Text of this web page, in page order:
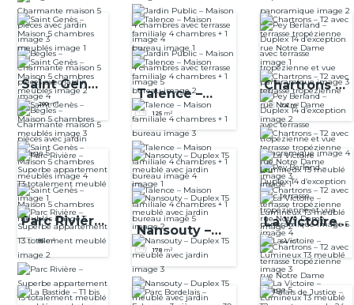
pièces avec
jardin
avec terrasse
avec
terrasse
tropézienne
et vue
panoramiqu
e
Saint Genès
– Maison 5
chambres
meublés
200 m²
Talence –
Maison
familiale 4
chambres + 1
bureau
125 m²
Chartrons –
T2 avec
terrasse
tropézienne
rue Notre
Dame
74 m²
Parc Rivière
– Superbe
apparteme
nt T3
totalement
85 m²
Nansouty –
Duplex T5
meublé avec
jardin
178 m²
La Victoire –
Lumineux
T3 meublé
64 m²